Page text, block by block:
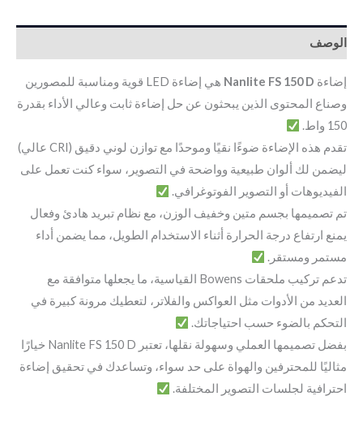
الوصف
إضاءة Nanlite FS 150 D
هي إضاءة LED قوية ومناسبة للمصورين
وصناع المحتوى الذين يبحثون عن حل إضاءة ثابت وعالي الأداء بقدرة
150 واط.
تقدم هذه الإضاءة ضوءًا نقيًا وموحدًا مع توازن لوني دقيق (CRI عالي)
ليضمن لك ألوان طبيعية وواضحة في التصوير، سواء كنت تعمل على
الفيديوهات أو التصوير الفوتوغرافي.
تم تصميمها بجسم متين وخفيف الوزن، مع نظام تبريد هادئ وفعال
يمنع ارتفاع درجة الحرارة أثناء الاستخدام الطويل، مما يضمن أداء
مستمر ومستقر.
تدعم تركيب ملحقات Bowens القياسية، ما يجعلها متوافقة مع
العديد من الأدوات مثل العواكس والفلاتر، لتعطيك مرونة كبيرة في
التحكم بالضوء حسب احتياجاتك.
بفضل تصميمها العملي وسهولة نقلها، تعتبر Nanlite FS 150 D خيارًا
مثاليًا للمحترفين والهواة على حد سواء، وتساعدك في تحقيق إضاءة
احترافية لجلسات التصوير المختلفة.